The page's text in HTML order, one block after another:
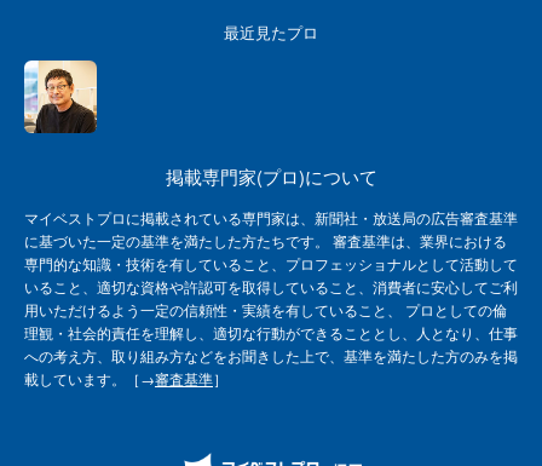
最近見たプロ
掲載専門家(プロ)について
マイベストプロに掲載されている専門家は、新聞社・放送局の広告審査基準
に基づいた一定の基準を満たした方たちです。 審査基準は、業界における
専門的な知識・技術を有していること、プロフェッショナルとして活動して
いること、適切な資格や許認可を取得していること、消費者に安心してご利
用いただけるよう一定の信頼性・実績を有していること、 プロとしての倫
理観・社会的責任を理解し、適切な行動ができることとし、人となり、仕事
への考え方、取り組み方などをお聞きした上で、基準を満たした方のみを掲
載しています。［→審査基準］